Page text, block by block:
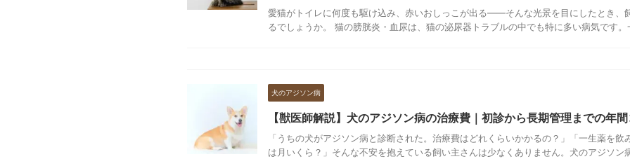
愛猫がトイレに何度も駆け込み、赤いおしっこが出る——そんな光景を目にしたとき、
るでしょうか。 猫の膀胱炎・血尿は、猫の泌尿器トラブルの中でも特に多い病気です
犬のアジソン病
【獣医師解説】犬のアジソン病の治療費｜初診から長期管理までの年
「うちの犬がアジソン病と診断された。治療費はどれくらいかかるの？」「一生薬を飲
は月いくら？」そんな不安を抱えている飼い主さんは少なくありません。犬のアジソン